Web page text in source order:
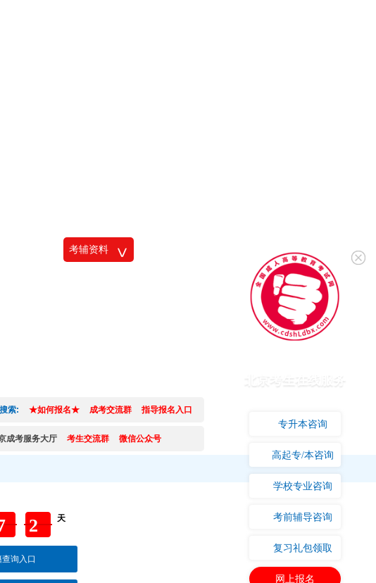
考辅资料 <
索: ★如何报名★ 成考交流群 指导报名入口
成考服务大厅 考生交流群 微信公众号
天
询入口
专升本咨询
高起专/本咨询
学校专业咨询
考前辅导咨询
复习礼包领取
网上报名